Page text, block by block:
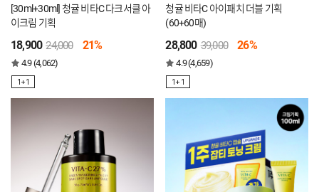
[30ml+30ml] 청귤 비타C 다크서클 아
이크림 기획
18,900 24,000 21%
4.9 (4,062)
1+1
청귤 비타C 아이패치 더블 기획
(60+60매)
28,800 39,000 26%
4.9 (4,659)
1+1